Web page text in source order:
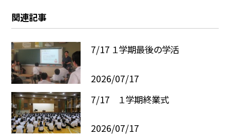
関連記事
7/17 １学期最後の学活
2026/07/17
7/17 １学期終業式
2026/07/17